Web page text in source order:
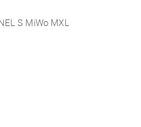
S MiWo MXL